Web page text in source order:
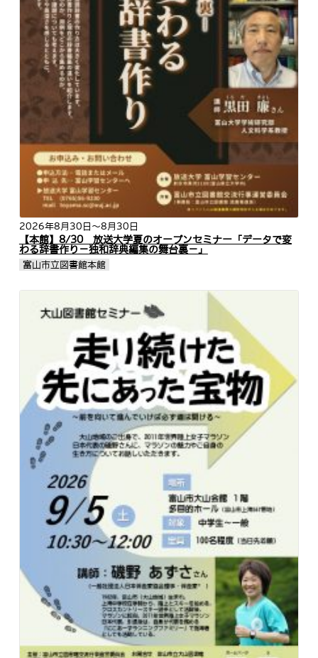
2026年8月30日 ～8月30日
【本館】8/30 放送大学夏のオープンセミナー「データで変
わる辞書作り－独和辞典編集の舞台裏－」
富山市立図書館本館